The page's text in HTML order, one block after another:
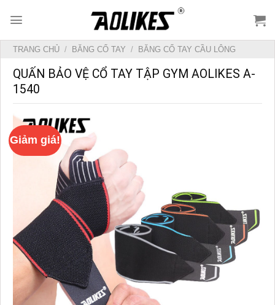
TRANG CHỦ / BĂNG CỔ TAY / BĂNG CỔ TAY CẦU LÔNG
QUẤN BẢO VỆ CỔ TAY TẬP GYM AOLIKES A-
1540
Giảm giá!